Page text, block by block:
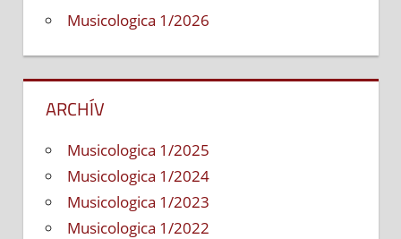
Musicologica 1/2026
ARCHÍV
Musicologica 1/2025
Musicologica 1/2024
Musicologica 1/2023
Musicologica 1/2022